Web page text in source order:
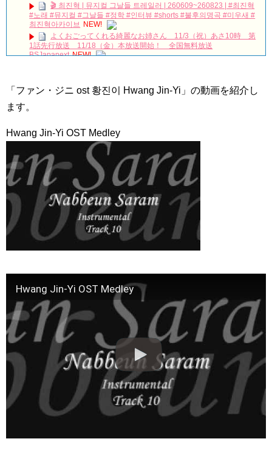
🎬 최진혁 | 뮤지컬 그날들 트레일러 | 260609~260823 | #최진혁
#노래 #뮤지컬 #그날들 #정학 #인터뷰 #shorts #불후의명곡 #미우새 #
최진혁아카이브 NEW!
よくおごってくれる綺麗なお姉さん 11/3（祝）あさ10時 第
1話先行放送 11/18（金）本放送開始！ 全国無料放送
BSJapanext NEW!
ヒョンビン＆ソン・イェジン、今度は米国で目撃談…息子とデ
ィズニーランドへ NEW!
🥺❤️‍🩹#100daysmyprince #hansohee #kimjaeyoung
#dokyungsoo #namjihyun
NEW!
「黒騎士～永遠の約束～」第３０回 冒頭５分映像公開！
「違う（ちがう）・異なる」を韓国語では？「다르다（タル
ダ）」の意味・使い方について
について
「退屈だ・暇だ」を韓国語では？「심심하다（シムシマダ）」
の意味・使い方について
■韓国ドラマ『キング～Two Hearts』予告動画（日本語字幕）
HSF(126)-윤균상 서울숲 벤치 (YUN Kyunsang)(4)September::
Healing in Seoul Forest (서울숲)
yoon kyun sang
ユン・ギュンサン主演「潜入弁護人」第1回特別公開！
ハン・ヘジン 한혜진 – (선공개) 강남 3대 얼짱 출신 &#39;한혜진
언니&#39; (ft. 도여니의 학창시절) | 편 먹고 갈래요? 밥블레스유 2
bobblessyou2 EP.18
ソン・ヘギョ – ソンヘギョ キスまとめ
ハン・ヘジン 한혜진 – Still We (여전히 우리는)
한가인 –
九尾狐外伝 第２話 キム・ジウ チョ・ヒョンジェ
九尾狐外伝 メイキング03 ハン・イェスル
チョ・ヒョンジェ 조현재 九尾狐外伝 制作発表会
「ファン・ジニ ost 황진이 Hwang Jin-Yi」の動画を紹介し
ます。
Hwang Jin-Yi OST Medley
Hwang Jin-Yi OST Medley